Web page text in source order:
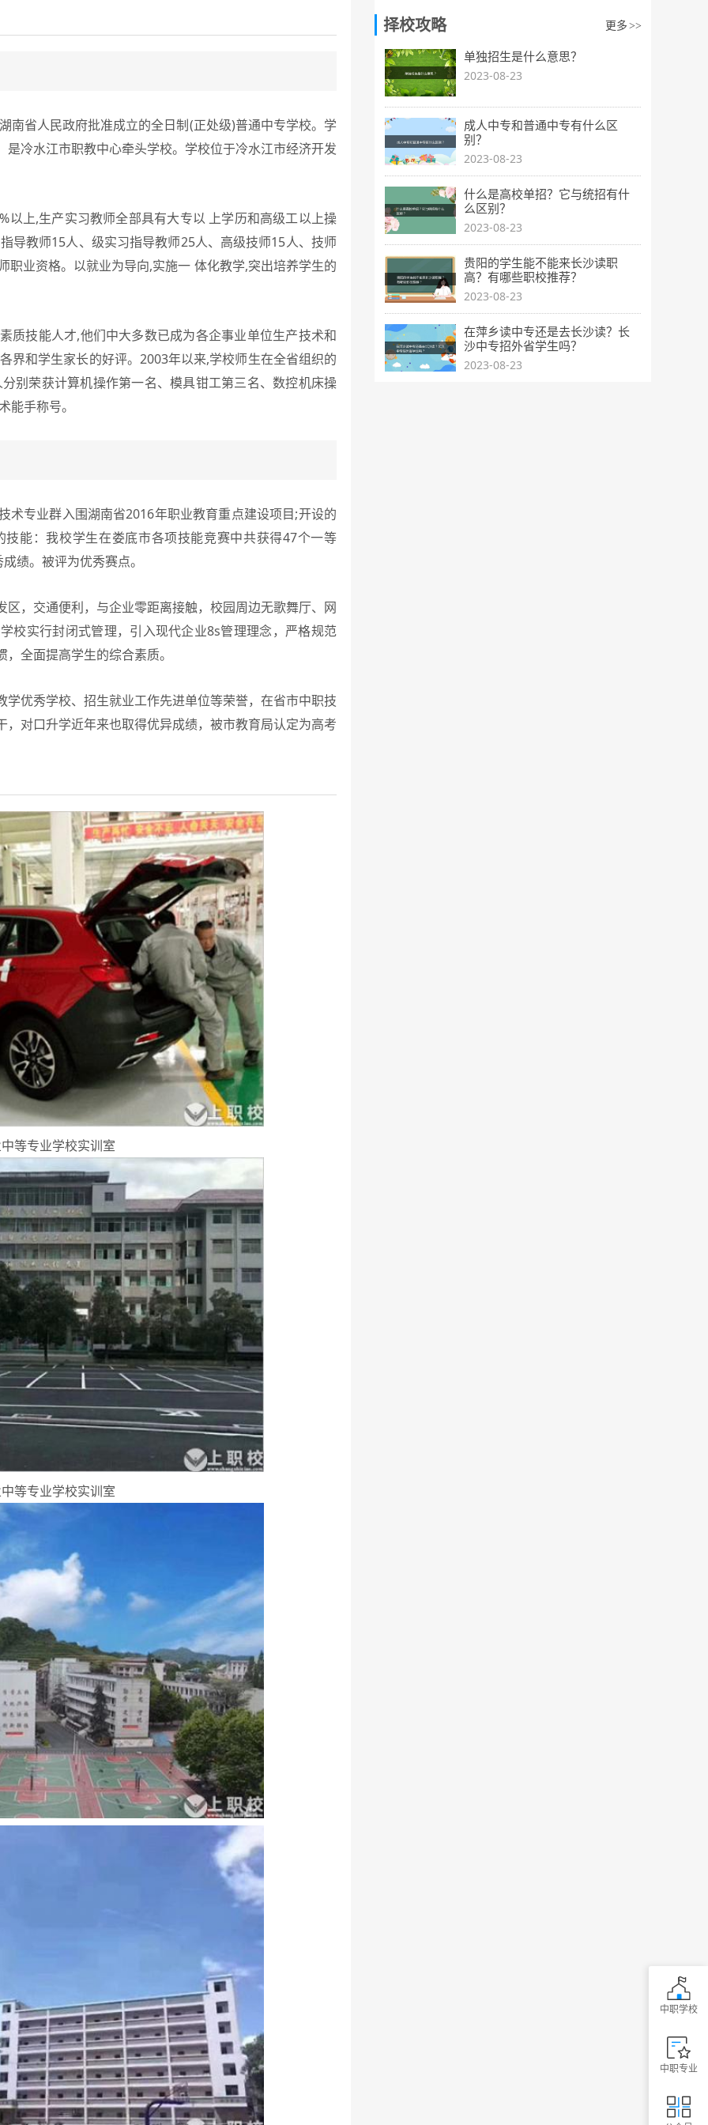
省人民政府批准成立的全日制(正处级)普通中专学校。学
冷水江市职教中心牵头学校。学校位于冷水江市经济开发
,生产实习教师全部具有大专以 上学历和高级工以上操
导教师15人、级实习指导教师25人、高级技师15人、技师
业资格。以就业为导向,实施一 体化教学,突出培养学生的
技能人才,他们中大多数已成为各企事业单位生产技术和
界和学生家长的好评。2003年以来,学校师生在全省组织的
别荣获计算机操作第一名、模具钳工第三名、数控机床操
能手称号。
业群入围湖南省2016年职业教育重点建设项目;开设的
能：我校学生在娄底市各项技能竞赛中共获得47个一等
绩。被评为优秀赛点。
交通便利，与企业零距离接触，校园周边无歌舞厅、网
校实行封闭式管理，引入现代企业8s管理理念，严格规范
全面提高学生的综合素质。
学优秀学校、招生就业工作先进单位等荣誉，在省市中职技
对口升学近年来也取得优异成绩，被市教育局认定为高考
等专业学校实训室
等专业学校实训室
择校攻略 更多 >>
单独招生是什么意思？
2023-08-23
成人中专和普通中专有什么区
别？
2023-08-23
什么是高校单招？它与统招有什
么区别？
2023-08-23
贵阳的学生能不能来长沙读职
高？有哪些职校推荐？
2023-08-23
在萍乡读中专还是去长沙读？长
沙中专招外省学生吗？
2023-08-23
中职学校
中职专业